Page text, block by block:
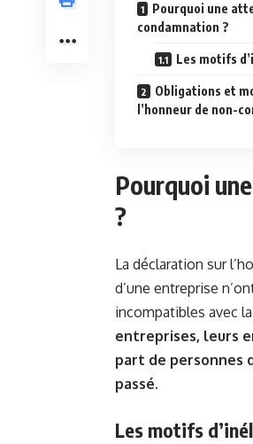
Pourquoi une
condamnation ?
Les motifs
Obligations et
l’honneur de non-
Pourquoi
?
La déclaration sur
d’une entreprise
incompatibles avec
entreprises, leurs
part de personnes
passé.
Les motifs